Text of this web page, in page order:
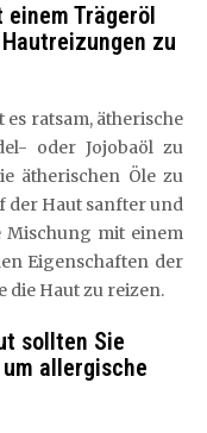
Trägeröl
zu
ratsam, ätherische
oder Jojobaöl zu
ätherischen Öle zu
der Haut sanfter und
Mischung mit einem
Eigenschaften der
die Haut zu reizen.
sollten Sie
allergische